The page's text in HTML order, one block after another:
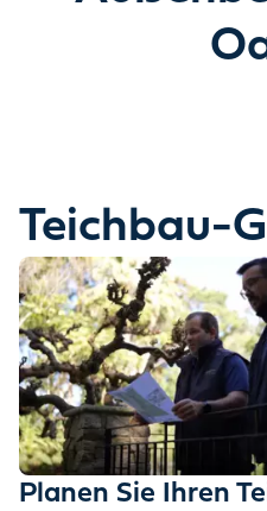
Teichbau-
Planen Sie Ihren